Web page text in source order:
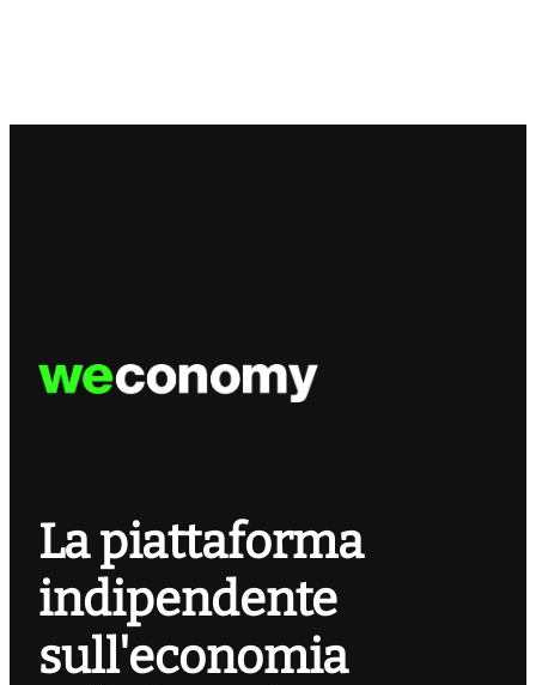
La piattaforma
indipendente
sull'economia